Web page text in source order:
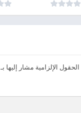
الحقول الإلزامية مشار إليها بـ